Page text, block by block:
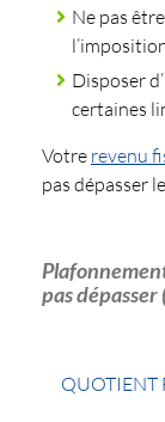
Ne pas
Disposer
certaines
Votre revenu
pas dépasser
pas
QUOTIENT